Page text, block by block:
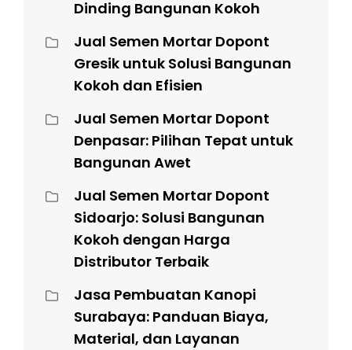
Dinding Bangunan Kokoh
Jual Semen Mortar Dopont
Gresik untuk Solusi Bangunan
Kokoh dan Efisien
Jual Semen Mortar Dopont
Denpasar: Pilihan Tepat untuk
Bangunan Awet
Jual Semen Mortar Dopont
Sidoarjo: Solusi Bangunan
Kokoh dengan Harga
Distributor Terbaik
Jasa Pembuatan Kanopi
Surabaya: Panduan Biaya,
Material, dan Layanan